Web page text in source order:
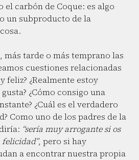
el carbón de Coque: es algo
un subproducto de la
más tarde o más temprano las
cuestiones relacionadas
feliz? ¿Realmente estoy
¿Cómo consigo una
¿Cuál es el verdadero
Como uno de los padres de la
“sería muy arrogante si os
, pero si hay
a encontrar nuestra propia